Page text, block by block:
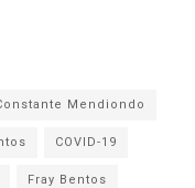
Mendiondo
COVID-19
Fray Bentos